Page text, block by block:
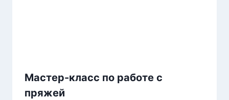
Мастер-класс по работе с
пряжей